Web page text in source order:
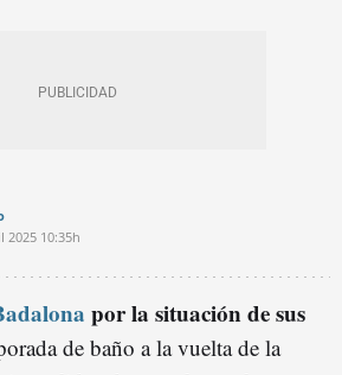
2025 10:35h
por la situación de sus
de baño a la vuelta de la